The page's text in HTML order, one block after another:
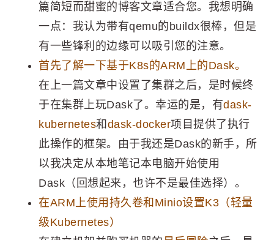
篇简短而甜蜜的博客文章适合您。我想明确
一点：我认为带有qemu的buildx很棒，但是
有一些锋利的边缘可以吸引您的注意。
首先了解一下基于K8s的ARM上的Dask。
在上一篇文章中设置了集群之后，是时候终
于在集群上玩Dask了。幸运的是，有dask-
kubernetes和 dask-docker项目提供了执行
此操作的框架。由于我还是Dask的新手，所
以我决定从本地笔记本电脑开始使用
Dask（回想起来，也许不是最佳选择）。
在ARM上使用持久卷和Minio设置K3（轻量
级Kubernetes）